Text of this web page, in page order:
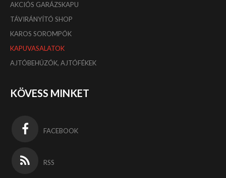
AKCIÓS GARÁZSKAPU
TÁVIRÁNYÍTÓ SHOP
KAROS SOROMPÓK
KAPUVASALATOK
AJTÓBEHÚZÓK, AJTÓFÉKEK
KÖVESS MINKET
FACEBOOK
RSS